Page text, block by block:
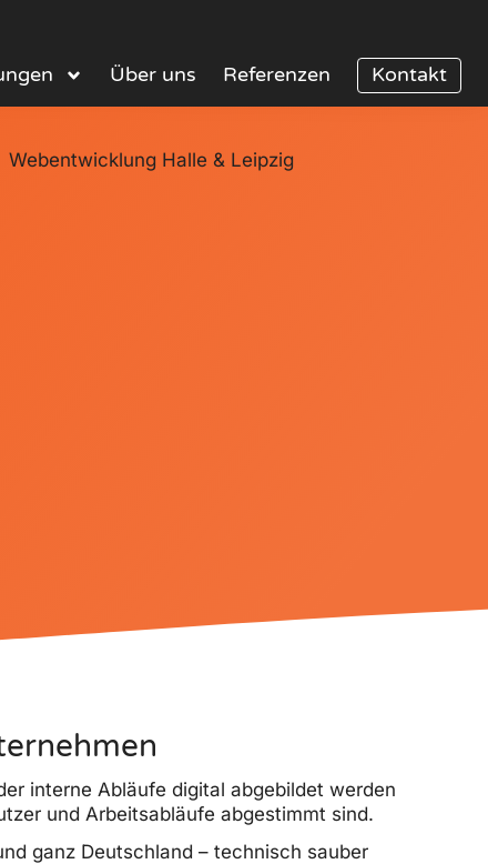
Über uns Referenzen Kontakt
interne Abläufe digital abgebildet werden
und Arbeitsabläufe abgestimmt sind.
ganz Deutschland – technisch sauber